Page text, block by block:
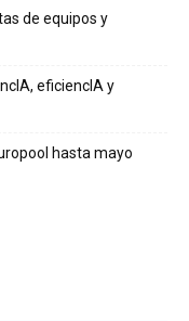
de equipos y
eficiencIA y
hasta mayo